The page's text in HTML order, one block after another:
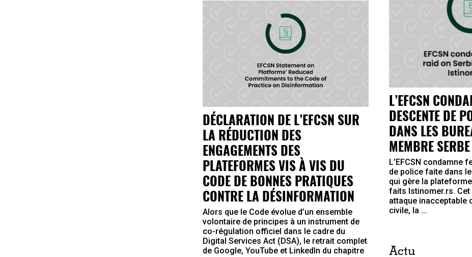
L’EFCSN
DESCENTE DE
DANS LES
MEMBRE
L’EFCSN condamne
de police faite dans
qui gère la
faits Istinomer.rs.
attaque inacceptable
civile, la ...
DÉCLARATION DE L’EFCSN SUR
LA RÉDUCTION DES
ENGAGEMENTS DES
PLATEFORMES VIS À VIS DU
CODE DE BONNES PRATIQUES
CONTRE LA DÉSINFORMATION
Alors que le Code évolue d’un ensemble
volontaire de principes à un instrument de
co-régulation officiel dans le cadre du
Digital Services Act (DSA), le retrait complet
de Google, YouTube et LinkedIn du chapitre
Actu